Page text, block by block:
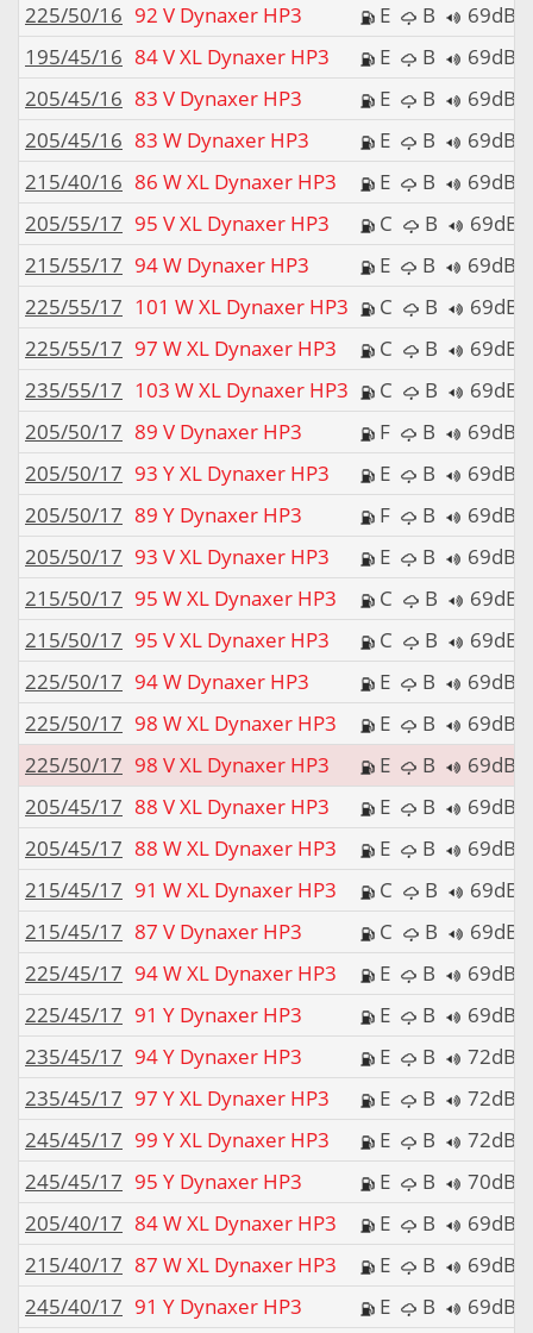
225/50/16 92 V Dynaxer HP3 E B
69dB
195/45/16 84 V XL Dynaxer HP3 E B
69dB
205/45/16 83 V Dynaxer HP3 E B
69dB
205/45/16 83 W Dynaxer HP3 E B
69dB
215/40/16 86 W XL Dynaxer HP3 E B
69dB
205/55/17 95 V XL Dynaxer HP3 C B
69dB
215/55/17 94 W Dynaxer HP3 E B
69dB
225/55/17 101 W XL Dynaxer HP3 C B
69dB
225/55/17 97 W XL Dynaxer HP3 C B
69dB
235/55/17 103 W XL Dynaxer HP3 C B
69dB
205/50/17 89 V Dynaxer HP3 F B
69dB
205/50/17 93 Y XL Dynaxer HP3 E B
69dB
205/50/17 89 Y Dynaxer HP3 F B
69dB
205/50/17 93 V XL Dynaxer HP3 E B
69dB
215/50/17 95 W XL Dynaxer HP3 C B
69dB
215/50/17 95 V XL Dynaxer HP3 C B
69dB
225/50/17 94 W Dynaxer HP3 E B
69dB
225/50/17 98 W XL Dynaxer HP3 E B
69dB
225/50/17 98 V XL Dynaxer HP3 E B
69dB
205/45/17 88 V XL Dynaxer HP3 E B
69dB
205/45/17 88 W XL Dynaxer HP3 E B
69dB
215/45/17 91 W XL Dynaxer HP3 C B
69dB
215/45/17 87 V Dynaxer HP3 C B
69dB
225/45/17 94 W XL Dynaxer HP3 E B
69dB
225/45/17 91 Y Dynaxer HP3 E B
69dB
235/45/17 94 Y Dynaxer HP3 E B
72dB
235/45/17 97 Y XL Dynaxer HP3 E B
72dB
245/45/17 99 Y XL Dynaxer HP3 E B
72dB
245/45/17 95 Y Dynaxer HP3 E B
70dB
205/40/17 84 W XL Dynaxer HP3 E B
69dB
215/40/17 87 W XL Dynaxer HP3 E B
69dB
245/40/17 91 Y Dynaxer HP3 E B
69dB